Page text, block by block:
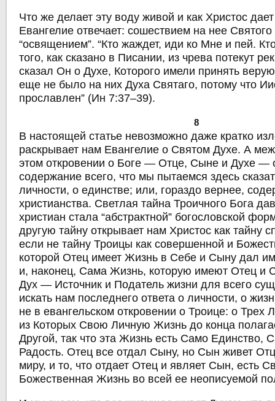
Что же делает эту воду живой и как Христос
Евангелие отвечает: сошествием на нее
“освящением”. “Кто жаждет, иди ко Мне и пей.
того, как сказано в Писании, из чрева потекут
сказал Он о Духе, Которого имели принять
еще не было на них Духа Святаго, потому что
прославлен” (Ин 7:37–39).
8
В настоящей статье невозможно даже кратко
раскрывает нам Евангелие о Святом Духе. А
этом откровении о Боге — Отце, Сыне и Духе —
содержание всего, что мы пытаемся здесь
личности, о единстве; или, гораздо вернее,
христианства. Светлая тайна Троичного Бога
христиан стала “абстрактной” богословской
другую тайну открывает нам Христос как тайну
если не тайну Троицы как совершенной и
которой Отец имеет Жизнь в Себе и Сыну дал
и, наконец, Сама Жизнь, которую имеют Отец и
Дух — Источник и Податель жизни для всего
искать нам последнего ответа о личности, о
не в евангельском откровении о Троице: о Трех
из Которых Свою Личную Жизнь до конца
Другой, так что эта Жизнь есть Само
Радость. Отец все отдал Сыну, но Сын живет
миру, и то, что отдает Отец и являет Сын, есть
Божественная Жизнь во всей ее неописуемой